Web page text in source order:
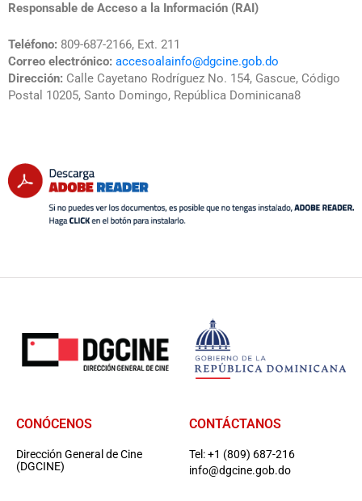
Responsable de Acceso a la Información (RAI)
Teléfono: 809-687-2166, Ext. 211
Correo electrónico: accesoalainfo@dgcine.gob.do
Dirección: Calle Cayetano Rodríguez No. 154, Gascue, Código
Postal 10205, Santo Domingo, República Dominicana8
CONÓCENOS
Dirección General de Cine
(DGCINE)
CONTÁCTANOS
Tel: +1 (809) 687-216
info@dgcine.gob.do